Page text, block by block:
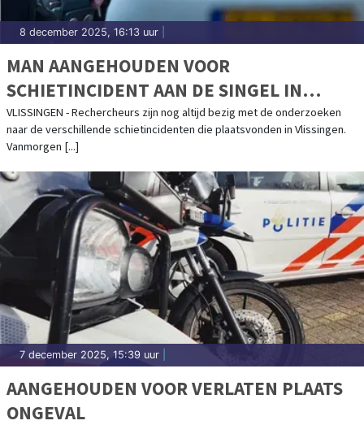
8 december 2025, 16:13 uur
MAN AANGEHOUDEN VOOR
SCHIETINCIDENT AAN DE SINGEL IN
VLISSINGEN
VLISSINGEN - Rechercheurs zijn nog altijd bezig met de onderzoeken
naar de verschillende schietincidenten die plaatsvonden in Vlissingen.
Vanmorgen [...]
7 december 2025, 15:39 uur
AANGEHOUDEN VOOR VERLATEN PLAATS
ONGEVAL